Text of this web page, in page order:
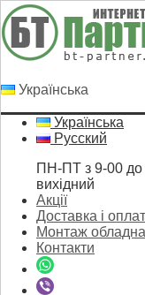
Українська
Українська
Русский
ПН-ПТ з 9-00
вихідний
Акції
Доставка і
Монтаж
Контакти